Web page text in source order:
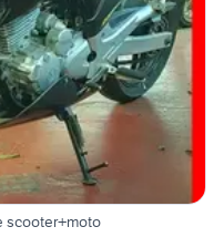
scooter+moto